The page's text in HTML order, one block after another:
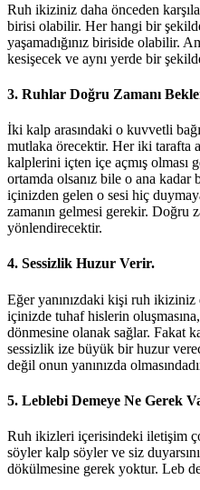
Ruh ikiziniz daha önceden
birisi olabilir. Her hangi bir
yaşamadığınız biriside olabilir.
kesişecek ve aynı yerde bir
3. Ruhlar Doğru Zamanı
İki kalp arasındaki o kuvvetli
mutlaka örecektir. Her iki tarafta
kalplerini içten içe açmış olması
ortamda olsanız bile o ana
içinizden gelen o sesi hiç
zamanın gelmesi gerekir. Doğru
yönlendirecektir.
4. Sessizlik Huzur Verir.
Eğer yanınızdaki kişi ruh ikiziniz
içinizde tuhaf hislerin
dönmesine olanak sağlar. Fakat
sessizlik ize büyük bir huzur
değil onun yanınızda
5. Leblebi Demeye Ne Gerek
Ruh ikizleri içerisindeki iletişim
söyler kalp söyler ve siz
dökülmesine gerek yoktur. Leb